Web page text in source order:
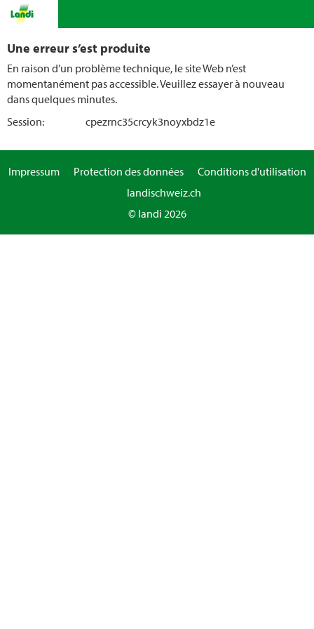
Une erreur s’est produite
En raison d’un problème technique, le site Web n’est
momentanément pas accessible. Veuillez essayer à nouveau
dans quelques minutes.
Session:
cpezrnc35crcyk3noyxbdz1e
Impressum Protection des données
Conditions d'utilisation
landischweiz.ch
© landi 2026